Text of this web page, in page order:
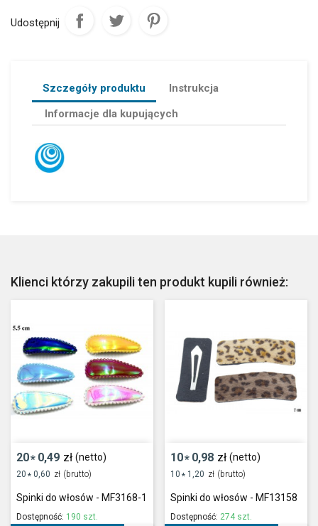
Udostępnij
Szczegóły produktu
Instrukcja
Informacje dla kupujących
Klienci którzy zakupili ten produkt kupili również:
20* 0,49 zł (netto)
20 * 0,60 zł (brutto)
Spinki do włosów - MF3168-1
Dostępność: 190 szt.
10* 0,98 zł (netto)
10 * 1,20 zł (brutto)
Spinki do włosów - MF13158
Dostępność: 274 szt.